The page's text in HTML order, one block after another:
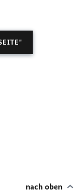
nach oben